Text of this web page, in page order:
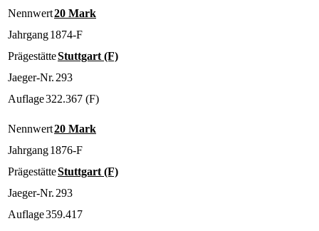
Nennwert20 Mark
Jahrgang1874-F
PrägestätteStuttgart (F)
Jaeger-Nr. 293
Auflage322.367 (F)
Nennwert20 Mark
Jahrgang1876-F
PrägestätteStuttgart (F)
Jaeger-Nr. 293
Auflage359.417